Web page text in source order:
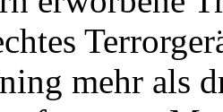
mehr als